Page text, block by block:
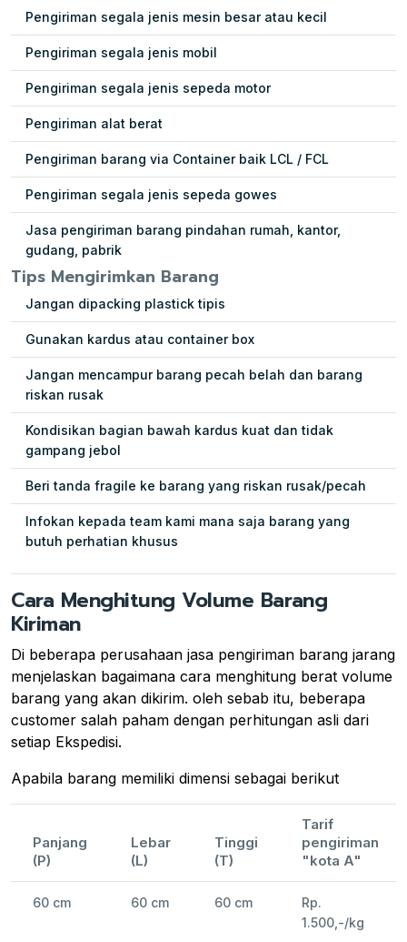
Pengiriman segala jenis mesin besar atau kecil
Pengiriman segala jenis mobil
Pengiriman segala jenis sepeda motor
Pengiriman alat berat
Pengiriman barang via Container baik LCL / FCL
Pengiriman segala jenis sepeda gowes
Jasa pengiriman barang pindahan rumah, kantor,
gudang, pabrik
Tips Mengirimkan Barang
Jangan dipacking plastick tipis
Gunakan kardus atau container box
Jangan mencampur barang pecah belah dan barang
riskan rusak
Kondisikan bagian bawah kardus kuat dan tidak
gampang jebol
Beri tanda fragile ke barang yang riskan rusak/pecah
Infokan kepada team kami mana saja barang yang
butuh perhatian khusus
Cara Menghitung Volume Barang
Kiriman
Di beberapa perusahaan jasa pengiriman barang jarang
menjelaskan bagaimana cara menghitung berat volume
barang yang akan dikirim. oleh sebab itu, beberapa
customer salah paham dengan perhitungan asli dari
setiap Ekspedisi.
Apabila barang memiliki dimensi sebagai berikut
Panjang
(P)
Lebar
(L)
Tinggi
(T)
Tarif
pengiriman
"kota A"
60 cm 60 cm 60 cm
Rp.
1.500,-/kg